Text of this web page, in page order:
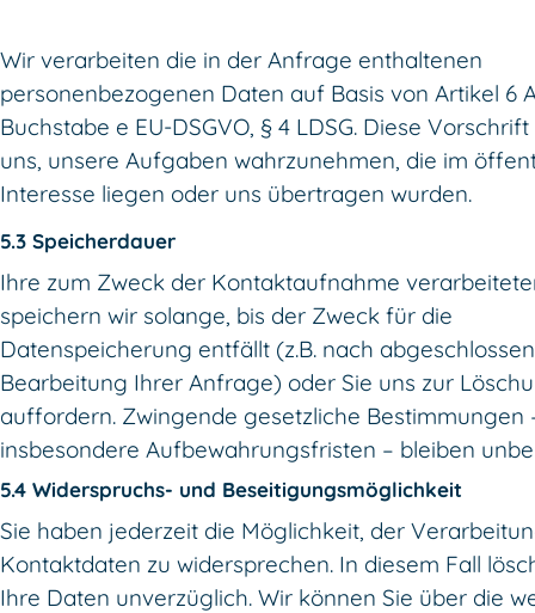
Wir verarbeiten die in der Anfrage enthaltenen
personenbezogenen Daten auf Basis von Artikel 6
Buchstabe e EU-DSGVO, § 4 LDSG. Diese
uns, unsere Aufgaben wahrzunehmen, die im
Interesse liegen oder uns übertragen wurden.
5.3 Speicherdauer
Ihre zum Zweck der Kontaktaufnahme
speichern wir solange, bis der Zweck für die
Datenspeicherung entfällt (z.B. nach
Bearbeitung Ihrer Anfrage) oder Sie uns zur
auffordern. Zwingende gesetzliche Bestimmungen
insbesondere Aufbewahrungsfristen – bleiben
5.4 Widerspruchs- und Beseitigungsmöglichkeit
Sie haben jederzeit die Möglichkeit, der
Kontaktdaten zu widersprechen. In diesem Fall
Ihre Daten unverzüglich. Wir können Sie über die